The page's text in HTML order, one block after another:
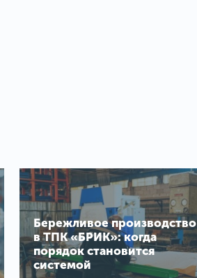
Бережливое производство
в ТПК «БРИК»: когда
порядок становится
системой